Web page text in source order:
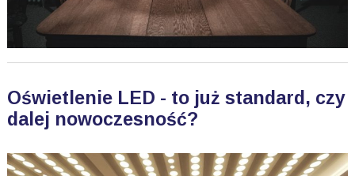
Oświetlenie LED - to już standard, czy
dalej nowoczesność?